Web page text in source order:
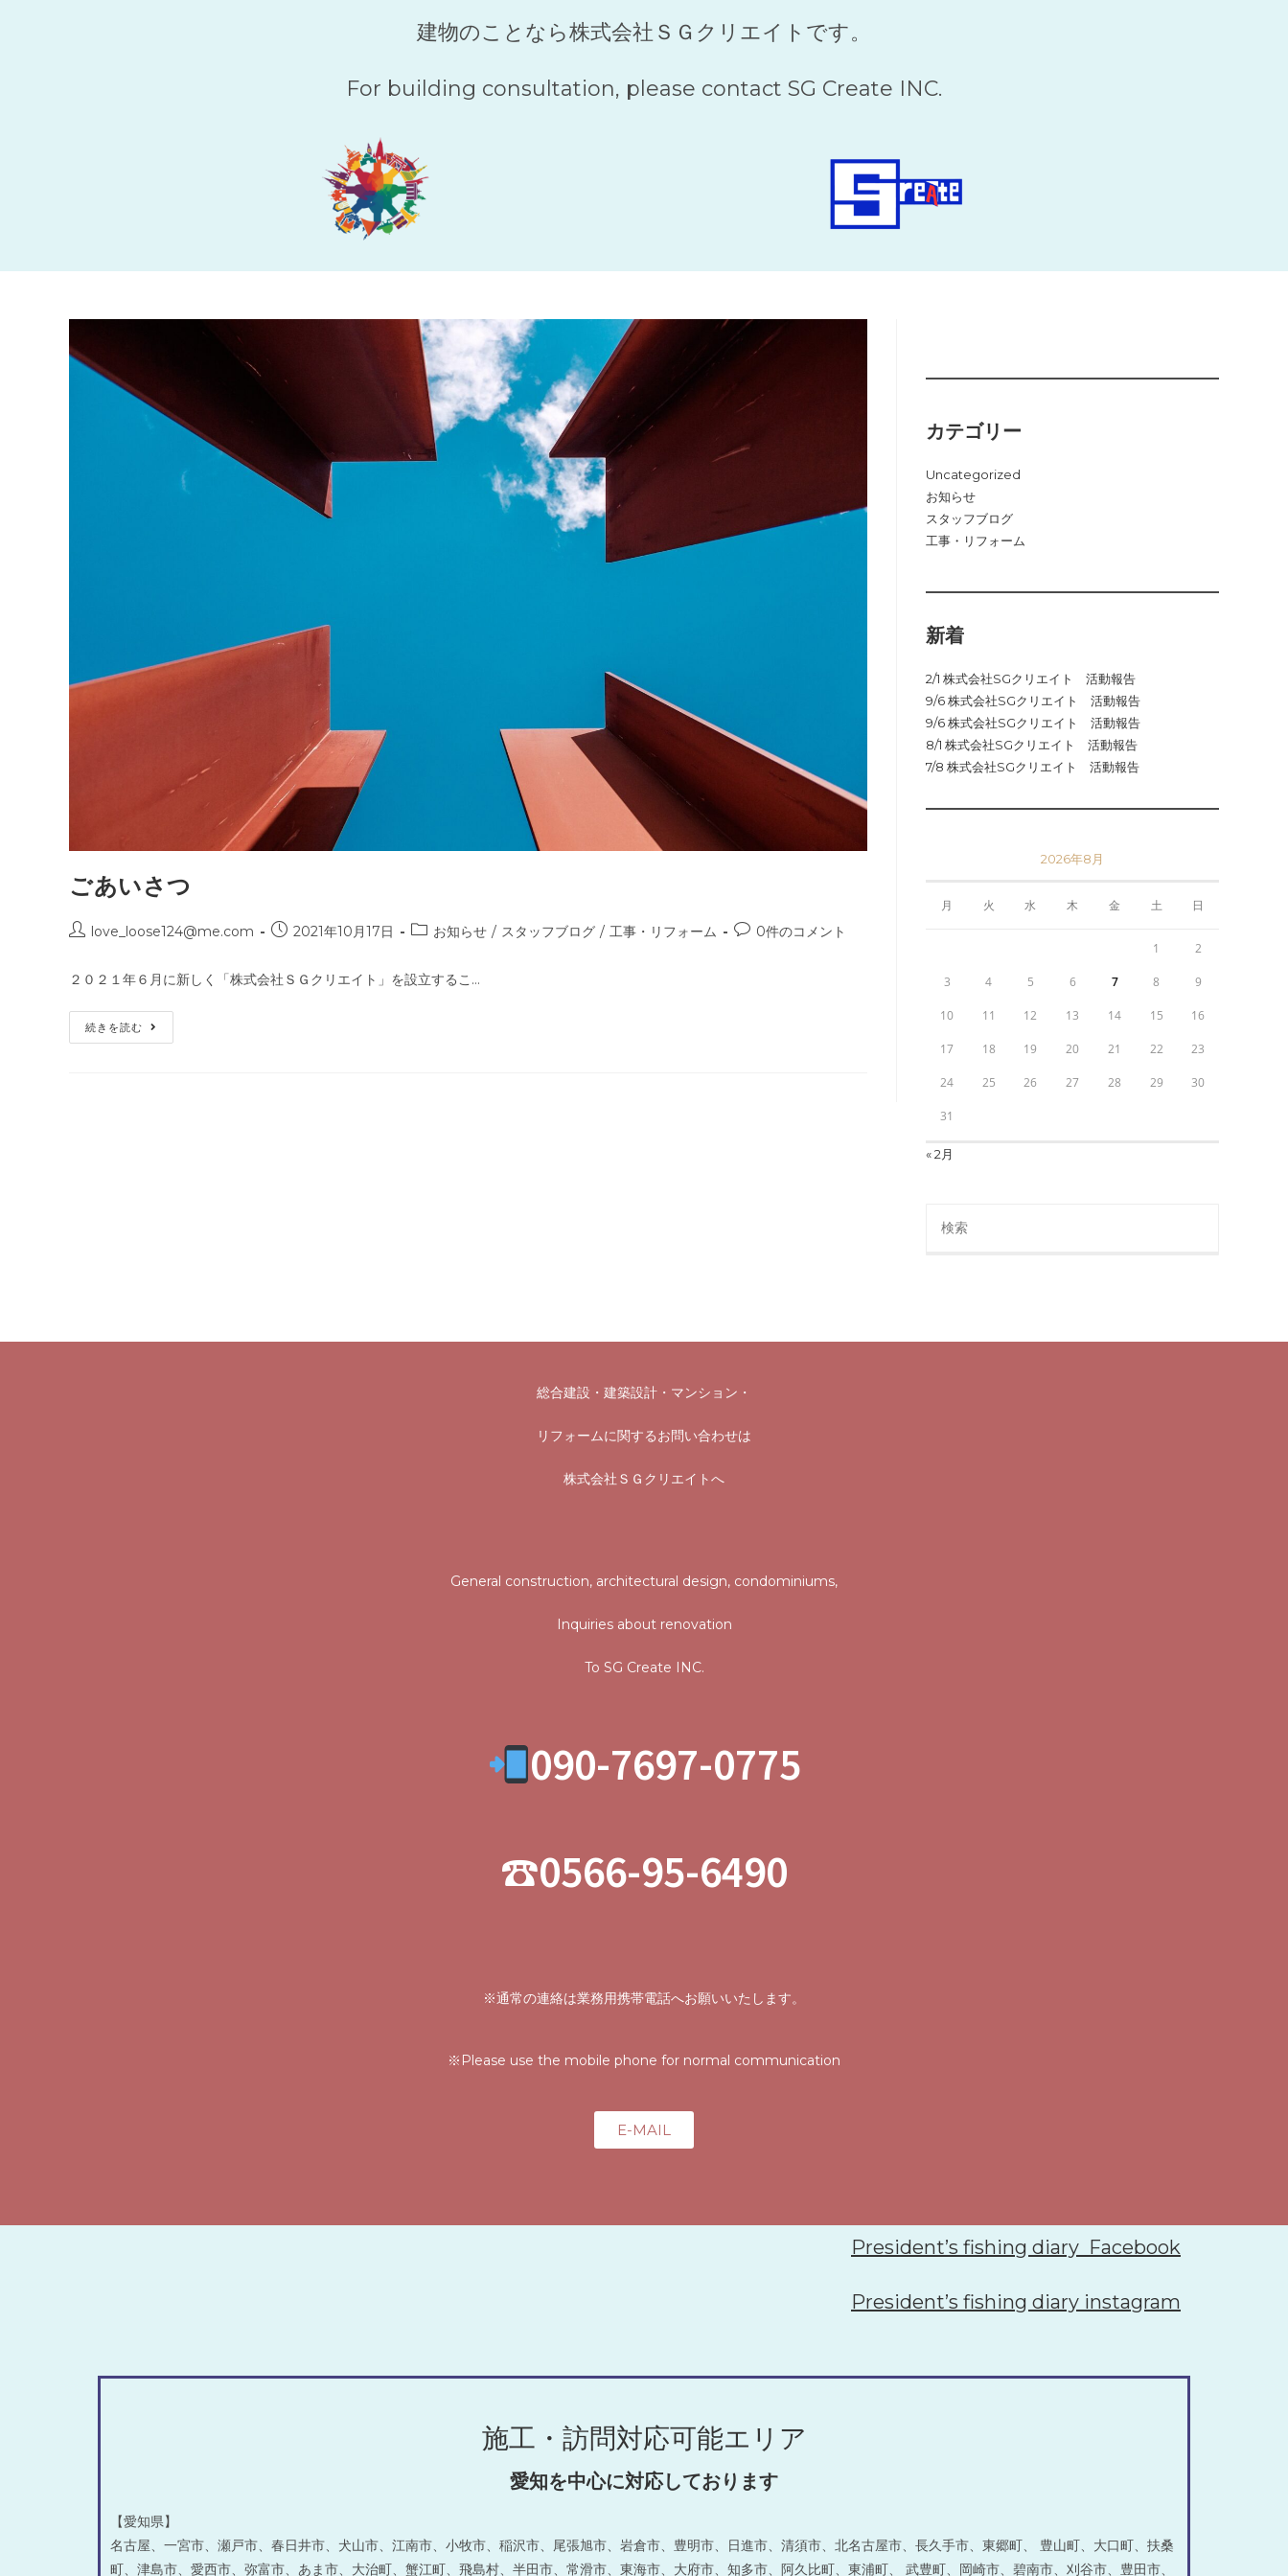
建物のことなら株式会社ＳＧクリエイトです。
For building consultation, please contact SG Create INC.
ごあいさつ
love_loose124@me.com 2021年10月17日 お知らせ / スタッフブログ / 工事・リフォーム 0件のコメント
２０２１年６月に新しく「株式会社ＳＧクリエイト」を設立するこ…
続きを読む
カテゴリー
Uncategorized
お知らせ
スタッフブログ
工事・リフォーム
新着
2/1 株式会社SGクリエイト 活動報告
9/6 株式会社SGクリエイト 活動報告
9/6 株式会社SGクリエイト 活動報告
8/1 株式会社SGクリエイト 活動報告
7/8 株式会社SGクリエイト 活動報告
2026年8月
月 火 水 木 金 土 日
1 2
3 4 5 6 7 8 9
10 11 12 13 14 15 16
17 18 19 20 21 22 23
24 25 26 27 28 29 30
31
« 2月
総合建設・建築設計・マンション ・
リフォームに関するお問い合わせは
株式会社ＳＧクリエイトへ
General construction, architectural design, condominiums,
Inquiries about renovation
To SG Create INC.
090-7697-0775
☎0566-95-6490
※通常の連絡は業務用携帯電話へお願いいたします。
※Please use the mobile phone for normal communication
E-MAIL
President’s fishing diary Facebook
President’s fishing diary instagram
施工・訪問対応可能エリア
愛知を中心に対応しております
【愛知県】
名古屋、一宮市、瀬戸市、春日井市、犬山市、江南市、小牧市、稲沢市、尾張旭市、岩倉市、豊明市、日進市、清須市、北名古屋市、長久手市、東郷町、 豊山町、大口町、扶桑
町、津島市、愛西市、弥富市、あま市、大治町、蟹江町、飛島村、半田市、常滑市、東海市、大府市、知多市、阿久比町、東浦町、 武豊町、岡崎市、碧南市、刈谷市、豊田市、